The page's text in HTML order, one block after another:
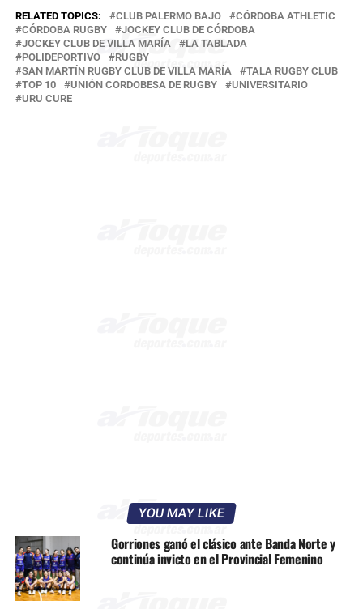
RELATED TOPICS: CLUB PALERMO BAJO
CÓRDOBA ATHLETIC
CÓRDOBA RUGBY
JOCKEY CLUB DE CÓRDOBA
JOCKEY CLUB DE VILLA MARÍA
LA TABLADA
POLIDEPORTIVO
RUGBY
SAN MARTÍN RUGBY CLUB DE VILLA MARÍA
TALA RUGBY CLUB
TOP 10
UNIÓN CORDOBESA DE RUGBY
UNIVERSITARIO
URU CURE
YOU MAY LIKE
Gorriones ganó el clásico ante Banda Norte y
continúa invicto en el Provincial Femenino